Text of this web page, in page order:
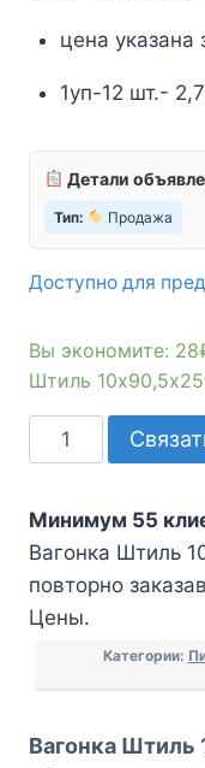
цена указана
1уп-12 шт.-
Детали
Тип: Продажа
Доступно для
Вы экономите:
Штиль
Количество
товара
Штиль
10х90,5х2500
хвоя
сорт
Минимум 55
Вагонка Штиль
повторно
Цены.
Категории:
Вагонка Штиль